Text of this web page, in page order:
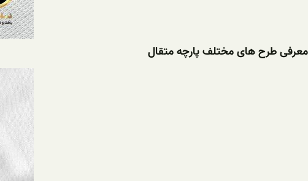
معرفی طرح های مختلف پارچه متقال